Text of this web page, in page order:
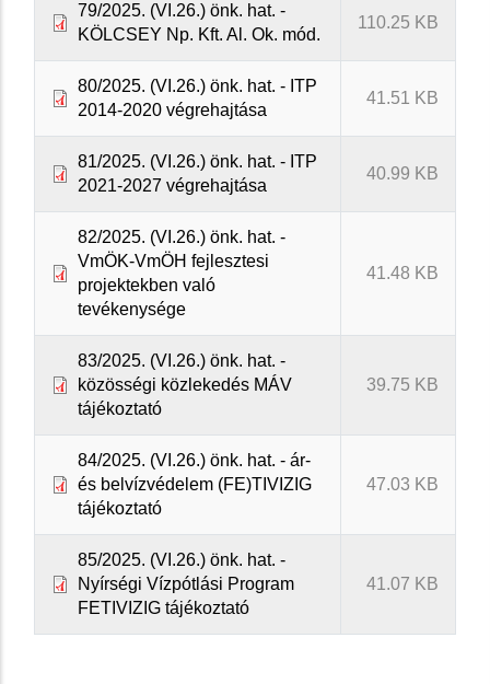
79/2025. (VI.26.) önk. hat. -
KÖLCSEY Np. Kft. Al. Ok. mód.
110.25 KB
80/2025. (VI.26.) önk. hat. - ITP
2014-2020 végrehajtása
41.51 KB
81/2025. (VI.26.) önk. hat. - ITP
2021-2027 végrehajtása
40.99 KB
82/2025. (VI.26.) önk. hat. -
VmÖK-VmÖH fejlesztesi
projektekben való
tevékenysége
41.48 KB
83/2025. (VI.26.) önk. hat. -
közösségi közlekedés MÁV
tájékoztató
39.75 KB
84/2025. (VI.26.) önk. hat. - ár-
és belvízvédelem (FE)TIVIZIG
tájékoztató
47.03 KB
85/2025. (VI.26.) önk. hat. -
Nyírségi Vízpótlási Program
FETIVIZIG tájékoztató
41.07 KB